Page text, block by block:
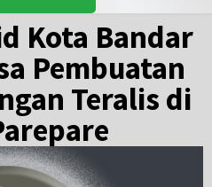
Kota Bandar
Pembuatan
Teralis di